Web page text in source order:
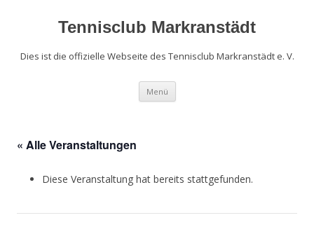
Tennisclub Markranstädt
Dies ist die offizielle Webseite des Tennisclub Markranstädt e. V.
Menü
« Alle Veranstaltungen
Diese Veranstaltung hat bereits stattgefunden.